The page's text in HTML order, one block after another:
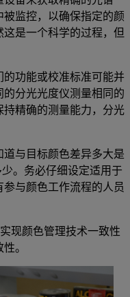
监控，以确保指定的颜
是一个科学的过程，但
功能或校准标准可能并
分光光度仪测量相同的
精确的测量能力，分光
与目标颜色差异多大是
。务必仔细设定适用于
与颜色工作流程的人员
现颜色管理技术一致性
。